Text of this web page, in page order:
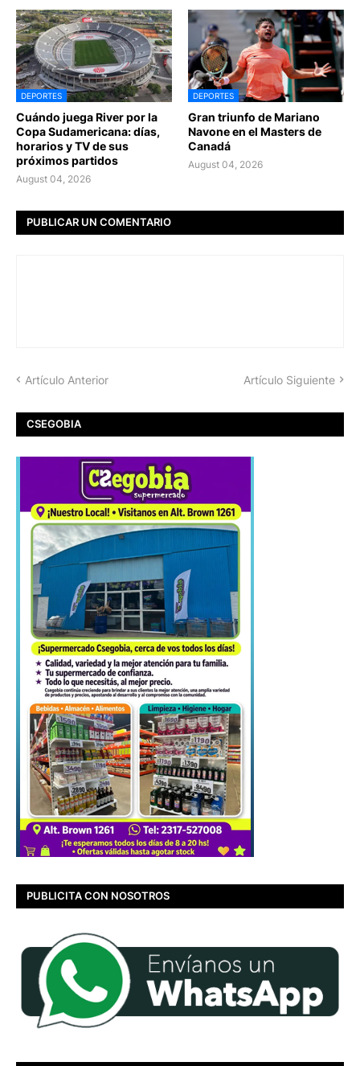
DEPORTES
Cuándo juega River por la
Copa Sudamericana: días,
horarios y TV de sus
próximos partidos
August 04, 2026
DEPORTES
Gran triunfo de Mariano
Navone en el Masters de
Canadá
August 04, 2026
PUBLICAR UN COMENTARIO
Artículo Anterior Artículo Siguiente
CSEGOBIA
PUBLICITA CON NOSOTROS